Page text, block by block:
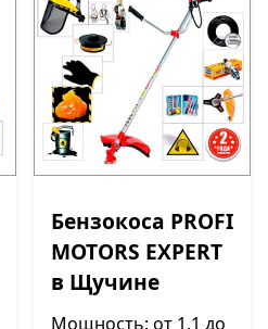
Бензокоса PROFI
MOTORS EXPERT
в Щучине
Мощность: от 1.1 до